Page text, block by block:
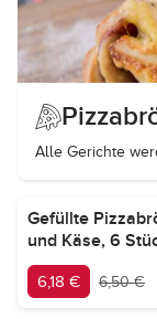
Alle Gerichte
Gefüllte
und Käse, 6
6,18 € 6,50 €